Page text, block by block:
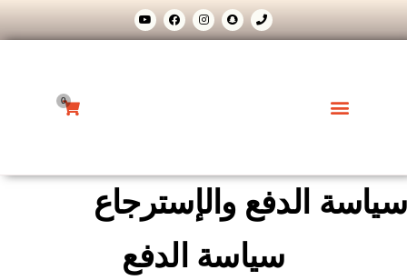
0
سياسة الدفع والإسترجاع
سياسة الدفع